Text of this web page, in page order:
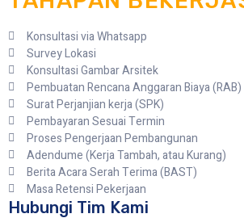
Konsultasi via Whatsapp
Survey Lokasi
Konsultasi Gambar Arsitek
Pembuatan Rencana Anggaran Biaya (RAB)
Surat Perjanjian kerja (SPK)
Pembayaran Sesuai Termin
Proses Pengerjaan Pembangunan
Adendume (Kerja Tambah, atau Kurang)
Berita Acara Serah Terima (BAST)
Masa Retensi Pekerjaan
Hubungi Tim Kami